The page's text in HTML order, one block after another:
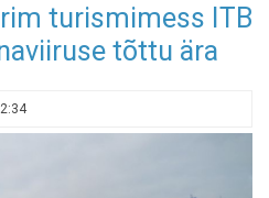
turismimess ITB
tõttu ära